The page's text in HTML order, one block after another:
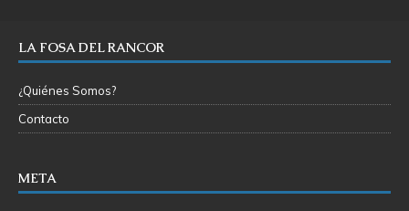
LA FOSA DEL RANCOR
¿Quiénes Somos?
Contacto
META